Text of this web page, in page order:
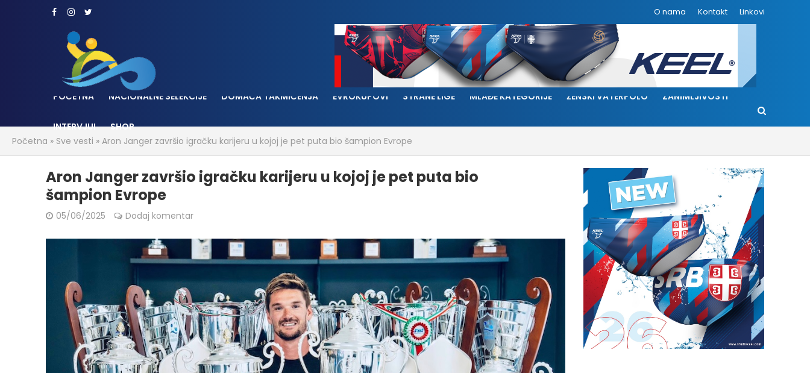
O nama Kontakt Linkovi
POČETNA NACIONALNE SELEKCIJE DOMAĆA TAKMIČENJA EVROKUPOVI STRANE LIGE MLAĐE KATEGORIJE ŽENSKI VATERPOLO ZANIMLJIVOSTI
INTERVJUI
SHOP
Početna » Sve vesti » Aron Janger završio igračku karijeru u kojoj je pet puta bio šampion Evrope
Aron Janger završio igračku karijeru u kojoj je pet puta bio
šampion Evrope
05/06/2025 Dodaj komentar